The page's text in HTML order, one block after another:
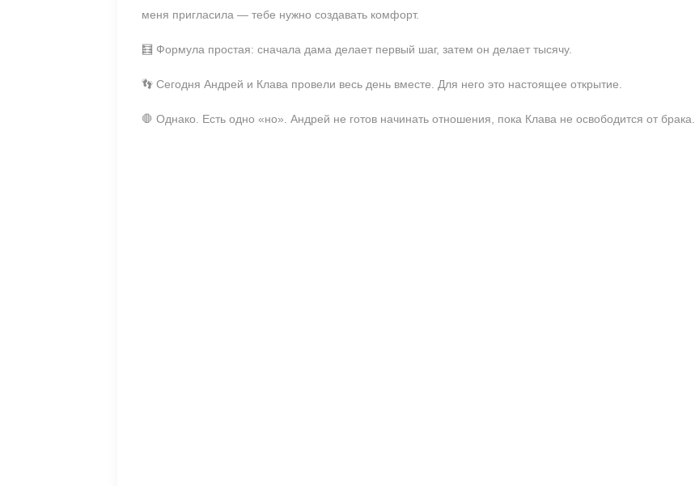
меня пригласила — тебе нужно создавать комфорт.
🧮 Формула простая: сначала дама делает первый шаг, затем он делает тысячу.
👣 Сегодня Андрей и Клава провели весь день вместе. Для него это настоящее открытие.
🛑 Однако. Есть одно «но». Андрей не готов начинать отношения, пока Клава не освободится от брака.